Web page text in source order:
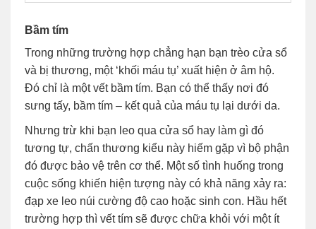
Bầm tím
Trong những trường hợp chẳng hạn bạn trèo cửa sổ
và bị thương, một ‘khối máu tụ’ xuất hiện ở âm hộ.
Đó chỉ là một vết bầm tím. Bạn có thể thấy nơi đó
sưng tấy, bầm tím – kết quả của máu tụ lại dưới da.
Nhưng trừ khi bạn leo qua cửa sổ hay làm gì đó
tương tự, chấn thương kiểu này hiếm gặp vì bộ phận
đó được bảo vệ trên cơ thể. Một số tình huống trong
cuộc sống khiến hiện tượng này có khả năng xảy ra:
đạp xe leo núi cường độ cao hoặc sinh con. Hầu hết
trường hợp thì vết tím sẽ được chữa khỏi với một ít